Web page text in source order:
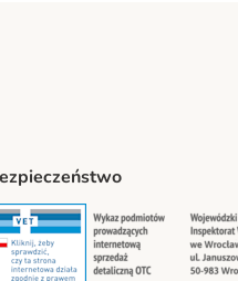
Security Security